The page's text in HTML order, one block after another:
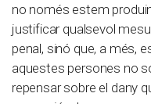
no només estem
justificar qualsevol
penal, sinó que, a més,
aquestes persones no
repensar sobre el dany